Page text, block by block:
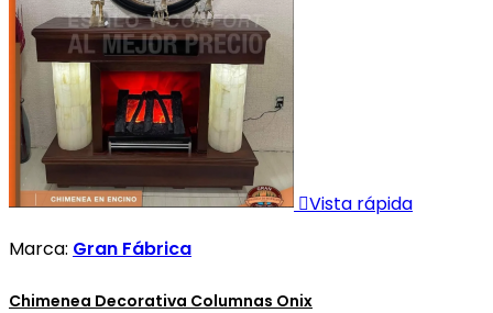
Vista rápida
Marca: Gran Fábrica
Chimenea Decorativa Columnas Onix